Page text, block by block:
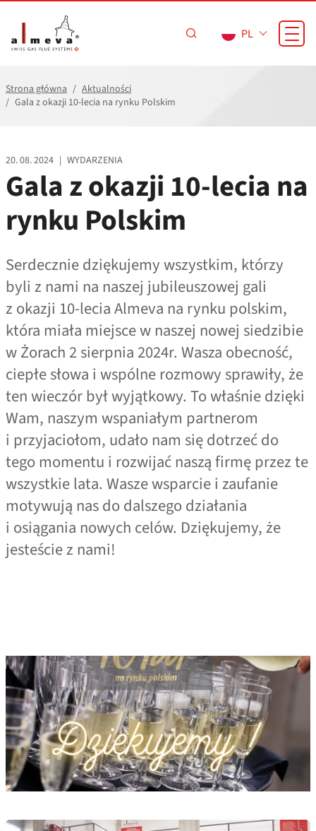
PL
Strona główna
Aktualności
Gala z okazji 10-lecia na rynku Polskim
20. 08. 2024 | WYDARZENIA
Gala z okazji 10-lecia na
rynku Polskim
Serdecznie dziękujemy wszystkim, którzy
byli z nami na naszej jubileuszowej gali
z okazji 10-lecia Almeva na rynku polskim,
która miała miejsce w naszej nowej siedzibie
w Żorach 2 sierpnia 2024r. Wasza obecność,
ciepłe słowa i wspólne rozmowy sprawiły, że
ten wieczór był wyjątkowy. To właśnie dzięki
Wam, naszym wspaniałym partnerom
i przyjaciołom, udało nam się dotrzeć do
tego momentu i rozwijać naszą firmę przez te
wszystkie lata. Wasze wsparcie i zaufanie
motywują nas do dalszego działania
i osiągania nowych celów. Dziękujemy, że
jesteście z nami!